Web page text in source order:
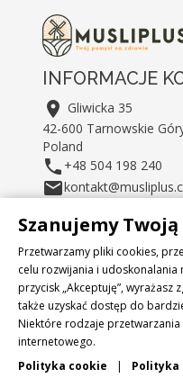
INFORMACJE
 Gliwicka 35
42-600 Tarnowskie
Poland
+48 504 198 240

Szanujemy
Przetwarzamy pliki cookies,
celu rozwijania i udoskonalania
przycisk „Akceptuję”,
także uzyskać dostęp do
Niektóre rodzaje przetwarzania
internetowego.
Polityka cookie
| Polityka